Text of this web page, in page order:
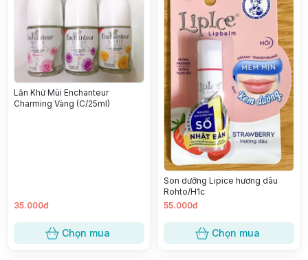
Lăn Khử Mùi Enchanteur
Charming Vàng (C/25ml)
35.000đ
Chọn mua
Son dưỡng Lipice hương dâu
Rohto/H1c
55.000đ
Chọn mua